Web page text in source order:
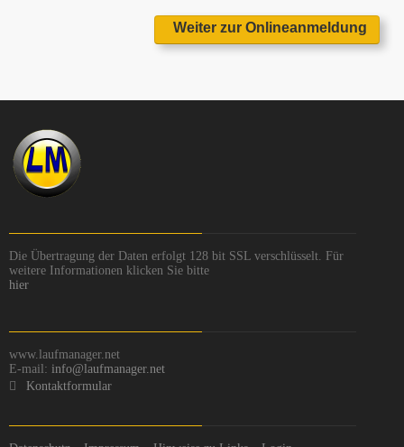
Weiter zur Onlineanmeldung
Die Übertragung der Daten erfolgt 128 bit SSL verschlüsselt. Für
weitere Informationen klicken Sie bitte
hier
www.laufmanager.net
E-mail: info@laufmanager.net
Kontaktformular